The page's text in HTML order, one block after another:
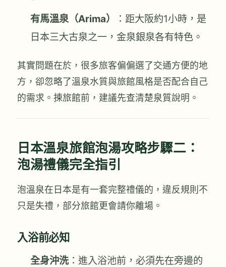
有馬溫泉（Arima）
：距大阪約1小時，是
日本三大古泉之一，金泉銀泉各有特色。
其實問題在於，很多旅客偏偏選了交通方便的地
方，卻忽略了溫泉水質與旅館風格是否配合自己
的需求。揀旅館前，建議先查清楚泉質說明。
日本溫泉旅館泡湯攻略步驟二：
泡湯禮儀完全指引
泡溫泉在日本是有一套完整禮儀的，違反規則不
只是失禮，部分旅館更會請你離場。
入浴前必知
全身沖洗：進入浴池前，必須先在旁邊的